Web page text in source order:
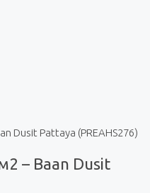
Dusit Pattaya (PREAHS276)
– Baan Dusit